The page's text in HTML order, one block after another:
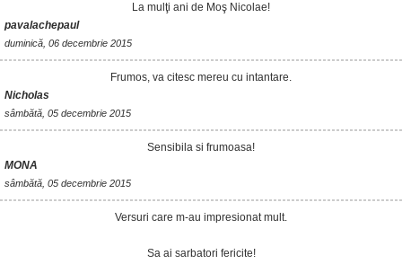
La mulţi ani de Moş Nicolae!
pavalachepaul
duminică, 06 decembrie 2015
Frumos, va citesc mereu cu intantare.
Nicholas
sâmbătă, 05 decembrie 2015
Sensibila si frumoasa!
MONA
sâmbătă, 05 decembrie 2015
Versuri care m-au impresionat mult.
Sa ai sarbatori fericite!